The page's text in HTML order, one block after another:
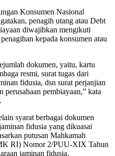
Konsumen Nasional
penagih utang atau Debt
diwajibkan mengikuti
kepada konsumen atau
dokumen, yaitu, kartu
resmi, surat tugas dari
fidusia, dsn surat perjanjian
perusahaan pembiayaan,” kata
syarat berbagai dokumen
fidusia yang dikuasai
putusan Mahkamah
RI) Nomor 2/PUU-XIX Tahun
jaminan fidusia.